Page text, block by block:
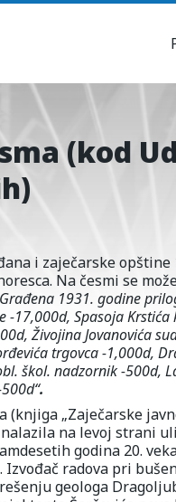
(kod
i zaječarske opštine
Na česmi se
1931. godine
17,000d, Spasoja
Živojina Jovanovića
trgovca -1,000d,
škol. nadzornik -500d,
.
(knjiga „Zaječarske
na levoj strani
godina 20.
radova pri
geologa